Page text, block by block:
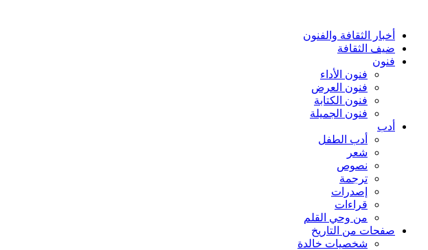
أخبار الثقافة والفنون
ضيف الثقافة
فنون
فنون الأداء
فنون العرض
فنون الكتابة
فنون الجميلة
أدب
أدب الطفل
شعر
نصوص
ترجمة
إصدرات
قراءات
من وحي القلم
صفحات من التاريخ
شخصيات خالدة